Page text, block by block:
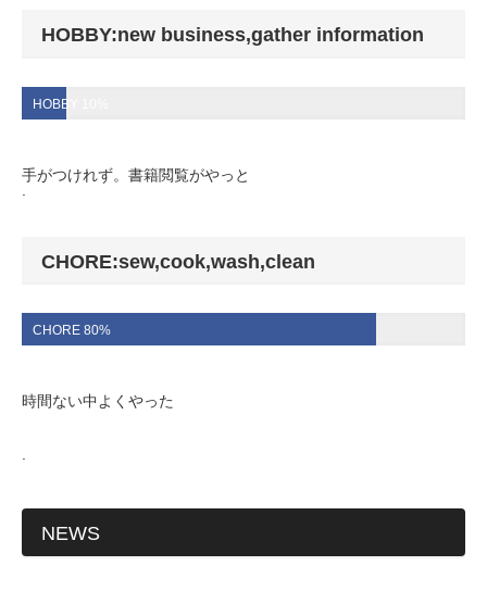
HOBBY:new business,gather information
HOBBY 10%
手がつけれず。書籍閲覧がやっと
CHORE:sew,cook,wash,clean
CHORE 80%
時間ない中よくやった
NEWS